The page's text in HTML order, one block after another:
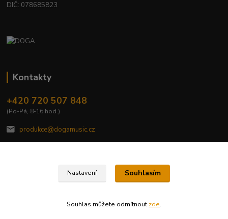
DIČ: 078685823
Kontakty
+420 720 507 848
(Po-Pá, 8-16 hod.)
produkce@dogamusic.cz
2022 © DOGA MUSIC, s.r.o.
Nastavení Souhlasím
Souhlas můžete odmítnout zde.